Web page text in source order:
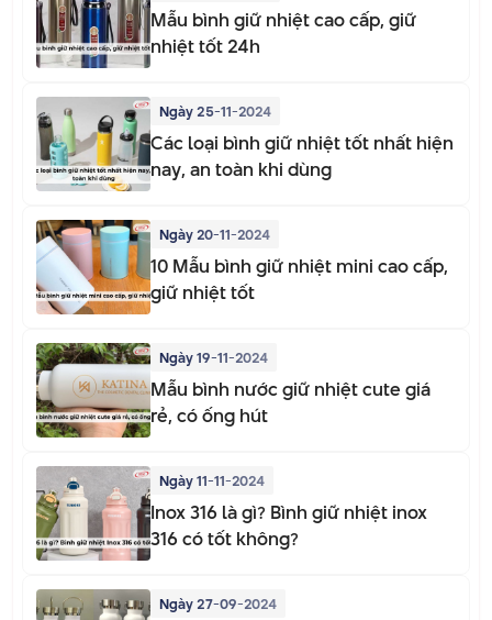
Mẫu bình giữ nhiệt cao cấp, giữ
nhiệt tốt 24h
Ngày 25-11-2024
Các loại bình giữ nhiệt tốt nhất hiện
nay, an toàn khi dùng
Ngày 20-11-2024
10 Mẫu bình giữ nhiệt mini cao cấp,
giữ nhiệt tốt
Ngày 19-11-2024
Mẫu bình nước giữ nhiệt cute giá
rẻ, có ống hút
Ngày 11-11-2024
Inox 316 là gì? Bình giữ nhiệt inox
316 có tốt không?
Ngày 27-09-2024